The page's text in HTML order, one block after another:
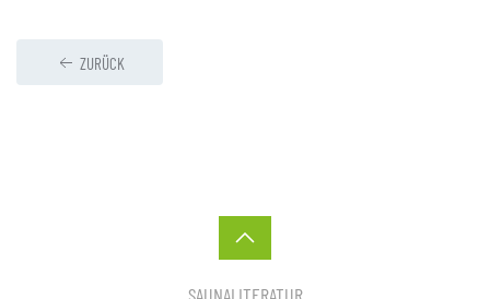
ZURÜCK